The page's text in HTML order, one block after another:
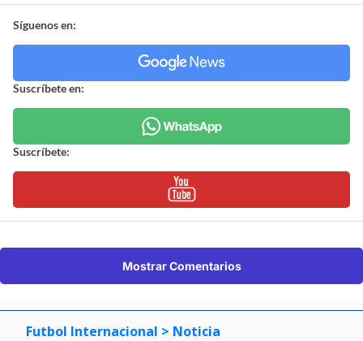
Síguenos en:
Suscríbete en:
Suscríbete:
Mostrar Comentarios
Futbol Internacional > Noticia